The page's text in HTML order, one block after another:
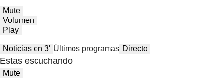
Mute
Volumen
Play
Noticias en 3′ Últimos programas Directo
Estas escuchando
Mute